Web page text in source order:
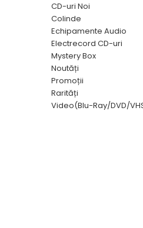
Viniluri Românești
Colecția Electrecord
CD-uri Noi
Colinde
Echipamente Audio
Electrecord CD-uri
Mystery Box
Noutăți
Promoții
Rarități
Video(Blu-Ray/DVD/